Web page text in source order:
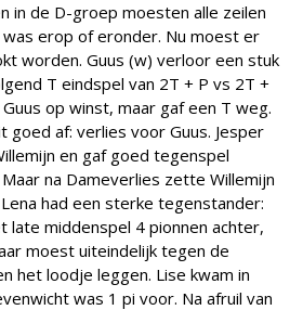
in de D-groep moesten alle zeilen
erop of eronder. Nu moest er
worden. Guus (w) verloor een stuk
T eindspel van 2T + P vs 2T +
op winst, maar gaf een T weg.
goed af: verlies voor Guus. Jesper
en gaf goed tegenspel
na Dameverlies zette Willemijn
had een sterke tegenstander:
late middenspel 4 pionnen achter,
moest uiteindelijk tegen de
het loodje leggen. Lise kwam in
was 1 pi voor. Na afruil van